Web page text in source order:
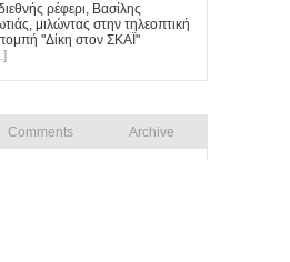
ρέφερι, Βασίλης
μιλώντας στην τηλεοπτική
"Δίκη στον ΣΚΑΪ"
Comments Archive